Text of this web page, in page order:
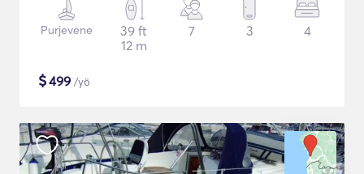
Purjevene
39 ft
12 m
7 3 4
$499 /yö